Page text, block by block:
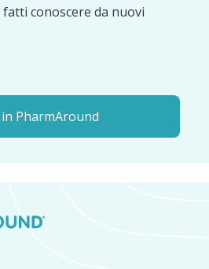
conoscere da nuovi
PharmAround